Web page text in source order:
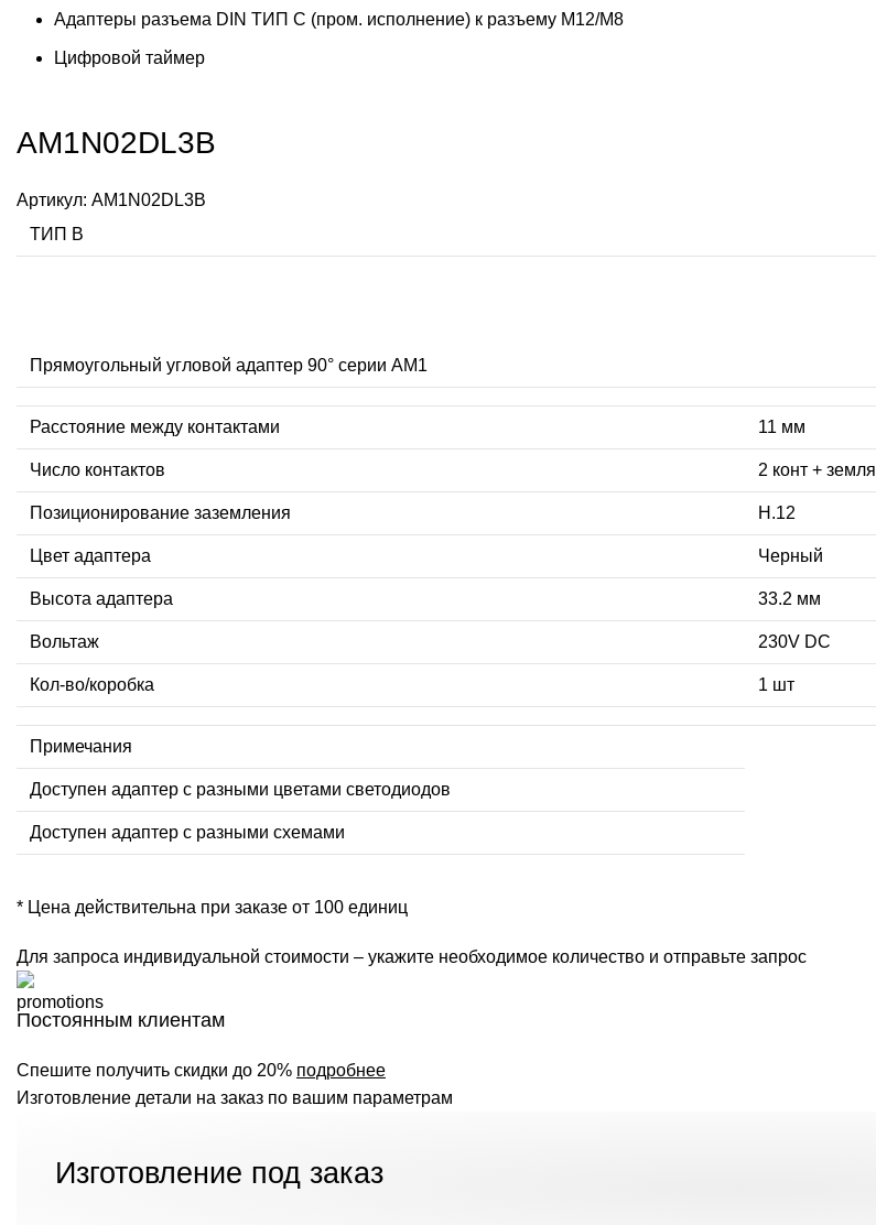
Адаптеры разъема DIN ТИП C (пром. исполнение) к разъему M12/M8
Цифровой таймер
AM1N02DL3B
Артикул: AM1N02DL3B
ТИП В
Прямоугольный угловой адаптер 90° серии AM1
Расстояние между контактами 11 мм
Число контактов 2 конт + земля
Позиционирование заземления H.12
Цвет адаптера Черный
Высота адаптера 33.2 мм
Вольтаж 230V DC
Кол-во/коробка 1 шт
Примечания
Доступен адаптер с разными цветами светодиодов
Доступен адаптер с разными схемами
* Цена действительна при заказе от 100 единиц
Для запроса индивидуальной стоимости – укажите необходимое количество и отправьте запрос
Постоянным клиентам
Спешите получить скидки до 20% подробнее
Изготовление детали на заказ по вашим параметрам
Изготовление под заказ